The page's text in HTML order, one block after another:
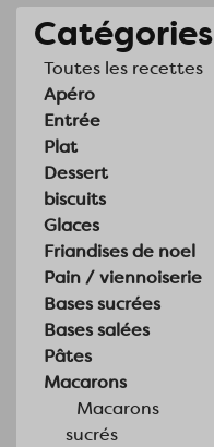
Catégories
Toutes les recettes
Apéro
Entrée
Plat
Dessert
biscuits
Glaces
Friandises de noel
Pain / viennoiserie
Bases sucrées
Bases salées
Pâtes
Macarons
Macarons
sucrés